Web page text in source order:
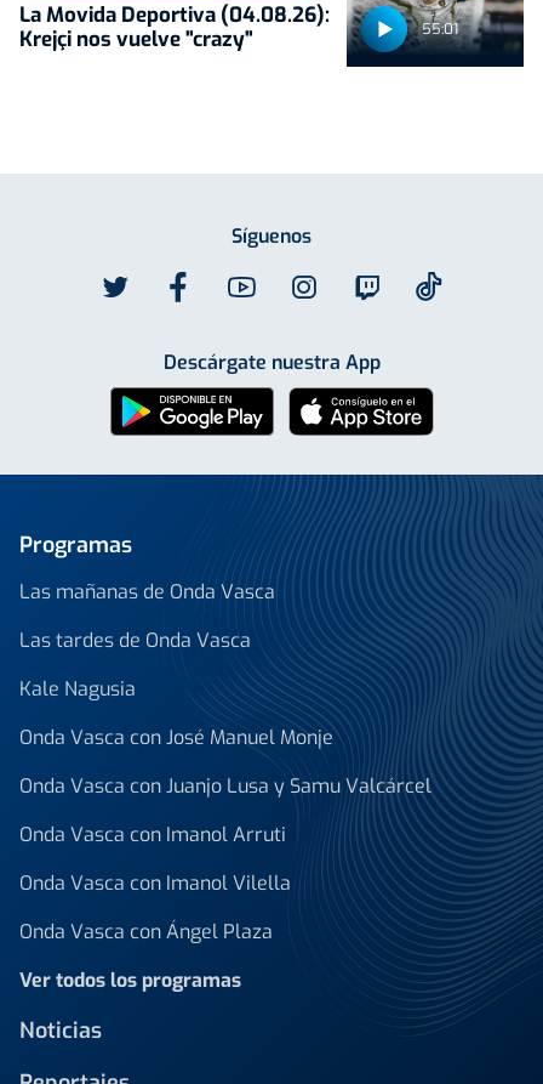
55:01
La Movida Deportiva (04.08.26):
Krejçi nos vuelve "crazy"
Síguenos
Descárgate nuestra App
Programas
Las mañanas de Onda Vasca
Las tardes de Onda Vasca
Kale Nagusia
Onda Vasca con José Manuel Monje
Onda Vasca con Juanjo Lusa y Samu Valcárcel
Onda Vasca con Imanol Arruti
Onda Vasca con Imanol Vilella
Onda Vasca con Ángel Plaza
Ver todos los programas
Noticias